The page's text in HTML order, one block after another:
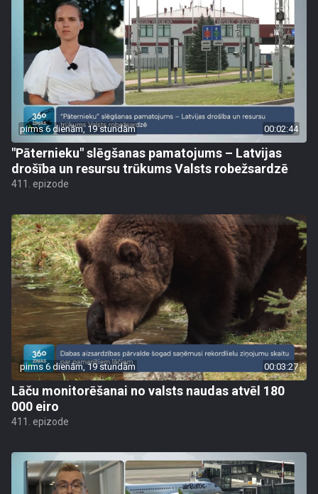
pirms 6 dienām, 19 stundām 00:02:44
"Pāternieku" slēgšanas pamatojums – Latvijas
drošība un resursu trūkums Valsts robežsardzē
411. epizode
pirms 6 dienām, 19 stundām 00:03:27
Lāču monitorēšanai no valsts naudas atvēl 180
000 eiro
411. epizode